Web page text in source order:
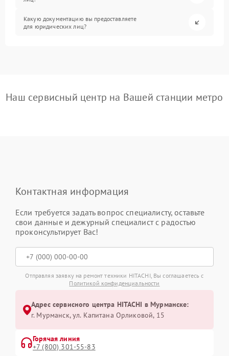
Какую документацию вы предоставляете
для юридических лиц?
Наш сервисный центр на Вашей станции метро
Контактная информация
Если требуется задать вопрос специалисту, оставьте
свои данные и дежурный специалист с радостью
проконсультирует Вас!
Отправляя заявку на ремонт техники HITACHI, Вы соглашаетесь с
Политикой конфиденциальности
Адрес сервисного центра HITACHI в Мурманске:
г. Мурманск, ул. Капитана Орликовой, 15
Горячая линия
+7 (800) 301-55-83